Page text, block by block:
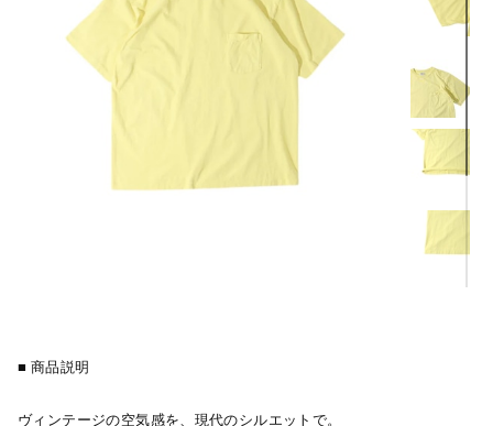
■ 商品説明
ヴィンテージの空気感を、現代のシルエットで。